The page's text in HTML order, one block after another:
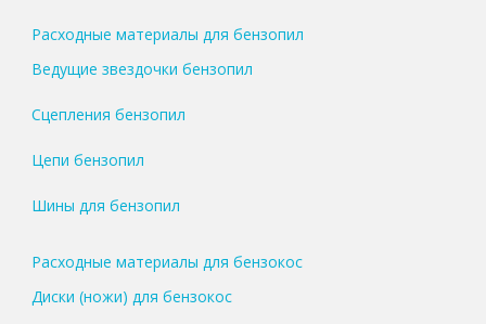
Расходные материалы для бензопил
Ведущие звездочки бензопил
Сцепления бензопил
Цепи бензопил
Шины для бензопил
Расходные материалы для бензокос
Диски (ножи) для бензокос